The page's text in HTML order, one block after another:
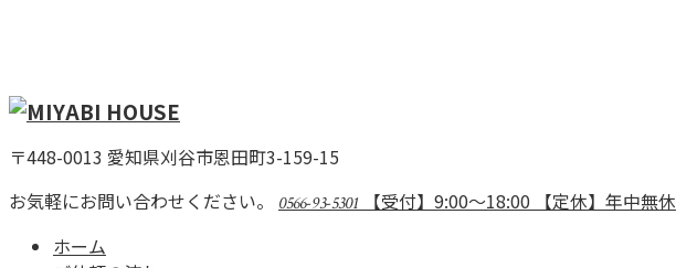
〒448-0013 愛知県刈谷市恩田町3-159-15
お気軽にお問い合わせください。
0566-93-5301 【受付】9:00～18:00 【定休】年中無休
ホーム